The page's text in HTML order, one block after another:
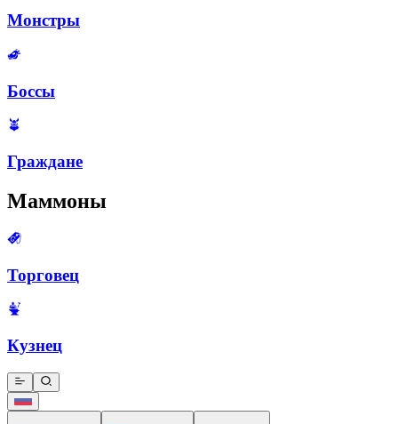
Монстры
Боссы
Граждане
Маммоны
Торговец
Кузнец